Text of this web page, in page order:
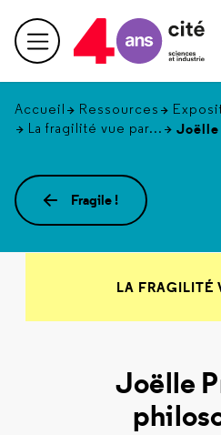
haut
Menu principal
Accueil Ressources
La fragilité vue par...
Joëlle
Fragile !
LA FRAGILITÉ
Joëlle